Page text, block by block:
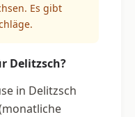
Es gibt
Delitzsch?
in Delitzsch